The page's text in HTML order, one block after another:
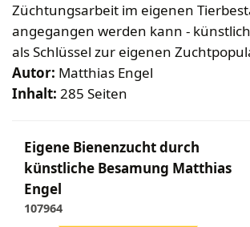
Züchtungsarbeit im eigenen
angegangen werden kann -
als Schlüssel zur eigenen
Autor: Matthias Engel
Inhalt: 285 Seiten
Eigene Bienenzucht durch
künstliche Besamung Matthias
Engel
107964